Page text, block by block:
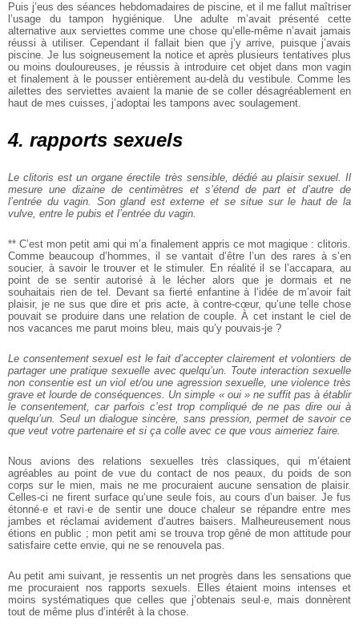
Puis j’eus des séances hebdomadaires de piscine, et il me fallut maîtriser
l’usage du tampon hygiénique. Une adulte m’avait présenté cette
alternative aux serviettes comme une chose qu’elle-même n’avait jamais
réussi à utiliser. Cependant il fallait bien que j’y arrive, puisque j’avais
piscine. Je lus soigneusement la notice et après plusieurs tentatives plus
ou moins douloureuses, je réussis à introduire cet objet dans mon vagin
et finalement à le pousser entièrement au-delà du vestibule. Comme les
ailettes des serviettes avaient la manie de se coller désagréablement en
haut de mes cuisses, j’adoptai les tampons avec soulagement.
4. rapports sexuels
Le clitoris est un organe érectile très sensible, dédié au plaisir sexuel. Il
mesure une dizaine de centimètres et s’étend de part et d’autre de
l’entrée du vagin. Son gland est externe et se situe sur le haut de la
vulve, entre le pubis et l’entrée du vagin.
** C’est mon petit ami qui m’a finalement appris ce mot magique : clitoris.
Comme beaucoup d’hommes, il se vantait d’être l’un des rares à s’en
soucier, à savoir le trouver et le stimuler. En réalité il se l’accapara, au
point de se sentir autorisé à le lécher alors que je dormais et ne
souhaitais rien de tel. Devant sa fierté enfantine à l’idée de m’avoir fait
plaisir, je ne sus que dire et pris acte, à contre-cœur, qu’une telle chose
pouvait se produire dans une relation de couple. À cet instant le ciel de
nos vacances me parut moins bleu, mais qu’y pouvais-je ?
Le consentement sexuel est le fait d’accepter clairement et volontiers de
partager une pratique sexuelle avec quelqu’un. Toute interaction sexuelle
non consentie est un viol et/ou une agression sexuelle, une violence très
grave et lourde de conséquences. Un simple « oui » ne suffit pas à établir
le consentement, car parfois c’est trop compliqué de ne pas dire oui à
quelqu’un. Seul un dialogue sincère, sans pression, permet de savoir ce
que veut votre partenaire et si ça colle avec ce que vous aimeriez faire.
Nous avions des relations sexuelles très classiques, qui m’étaient
agréables au point de vue du contact de nos peaux, du poids de son
corps sur le mien, mais ne me procuraient aucune sensation de plaisir.
Celles-ci ne firent surface qu’une seule fois, au cours d’un baiser. Je fus
étonné·e et ravi·e de sentir une douce chaleur se répandre entre mes
jambes et réclamai avidement d’autres baisers. Malheureusement nous
étions en public ; mon petit ami se trouva trop gêné de mon attitude pour
satisfaire cette envie, qui ne se renouvela pas.
Au petit ami suivant, je ressentis un net progrès dans les sensations que
me procuraient nos rapports sexuels. Elles étaient moins intenses et
moins systématiques que celles que j’obtenais seul·e, mais donnèrent
tout de même plus d’intérêt à la chose.